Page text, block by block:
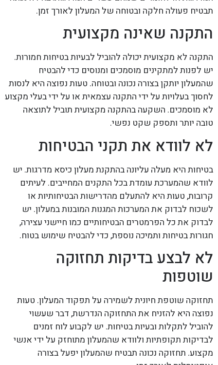
תבטיח פעולה חלקה ובטוחה של המעלון לאורך זמן.
התקנה שאינה מקצועית
התקנה לא מקצועית יכולה להוביל לבעיות בטיחות חמורות.
יש לפנות למתקינים מוסמכים ומנוסים כדי להבטיח
שהמעלון יותקן בצורה נכונה ובטוחה. טעות נפוצה היא לנסות
לחסוך בעלויות על ידי התקנה עצמאית או על ידי בעלי מקצוע
לא מוסמכים. השקעה בהתקנה מקצועית תוביל לתוצאה
טובה יותר ותספק שקט נפשי.
לא לוודא את תקני הבטיחות
בטיחות היא מעלה עליונה בהתקנת מעלון כיסא מדרגות. יש
לוודא שהמערכת עומדת בכל התקנים המחייבים. לעיתים
קרובות, טעות היא להתעלם מהדרישות הבטיחותיות או
לשכוח לבדוק את המערכות המגנות המובנות במעלון. יש
לבדוק את כל הפרמטרים הבטיחותיים כמו חיישני עצירה,
חגורות בטיחות ותמיכה נוספת, כדי להבטיח שימוש בטוח.
לא לבצע בדיקות תחזוקה
שוטפות
תחזוקה שוטפת חיונית לשמירה על תפקוד המעלון. טעות
נפוצה היא להזניח את התחזוקה הנדרשת, דבר שעשוי
להוביל לתקלות ובעיות בטיחות. יש לקבוע לוח זמנים
לבדיקות תקופתיות ולוודא שהמעלון מתוחזק על ידי אנשי
מקצוע. תחזוקה נכונה תבטיח שהמעלון יפעל בצורה